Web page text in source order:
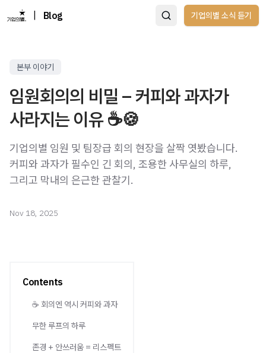
Blog 기업의별 소식 듣기
본부 이야기
임원회의의 비밀 – 커피와 과자가
사라지는 이유 ☕🍪
기업의별 임원 및 팀장급 회의 현장을 살짝 엿봤습니다.
커피와 과자가 필수인 긴 회의, 조용한 사무실의 하루,
그리고 막내의 은근한 관찰기.
Nov 18, 2025
Contents
☕ 회의엔 역시 커피와 과자
무한 루프의 하루
존경 + 안쓰러움 = 리스펙트